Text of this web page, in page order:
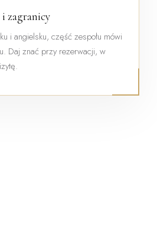
zagranicy
i angielsku, część zespołu mówi
Daj znać przy rezerwacji, w